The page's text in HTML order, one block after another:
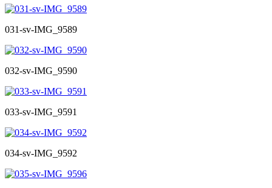
031-sv-IMG_9589
032-sv-IMG_9590
033-sv-IMG_9591
034-sv-IMG_9592